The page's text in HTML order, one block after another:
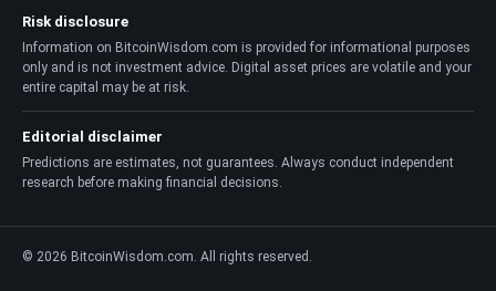
Risk disclosure
Information on BitcoinWisdom.com is provided for informational purposes
only and is not investment advice. Digital asset prices are volatile and your
entire capital may be at risk.
Editorial disclaimer
Predictions are estimates, not guarantees. Always conduct independent
research before making financial decisions.
© 2026 BitcoinWisdom.com. All rights reserved.